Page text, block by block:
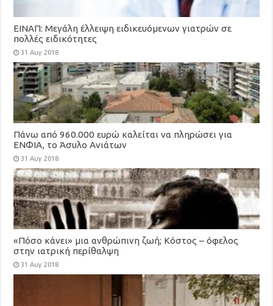
ΕΙΝΑΠ: Μεγάλη έλλειψη ειδικευόμενων γιατρών σε
πολλές ειδικότητες
31 Αυγ 2018
Πάνω από 960.000 ευρώ καλείται να πληρώσει για
ΕΝΦΙΑ, το Άσυλο Ανιάτων
31 Αυγ 2018
«Πόσο κάνει» μια ανθρώπινη ζωή; Κόστος – όφελος
στην ιατρική περίθαλψη
31 Αυγ 2018